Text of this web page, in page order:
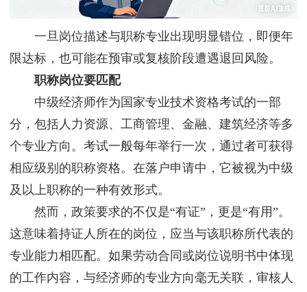
一旦岗位描述与职称专业出现明显错位，即便年
限达标，也可能在预审或复核阶段遭遇退回风险。
职称岗位要匹配
中级经济师作为国家专业技术资格考试的一部
分，包括人力资源、工商管理、金融、建筑经济等多
个专业方向。考试一般每年举行一次，通过者可获得
相应级别的职称资格。在落户申请中，它被视为中级
及以上职称的一种有效形式。
然而，政策要求的不仅是“有证”，更是“有用”。
这意味着持证人所在的岗位，应当与该职称所代表的
专业能力相匹配。如果劳动合同或岗位说明书中体现
的工作内容，与经济师的专业方向毫无关联，审核人